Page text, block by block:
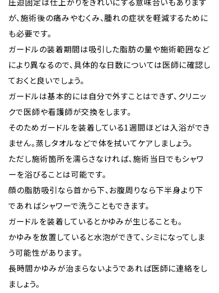
が、施術後の痛みやむくみ、腫れの症状を軽減するために
も必要です。
ガードルの装着期間は吸引した脂肪の量や施術範囲など
により異なるので、具体的な日数については医師に確認し
ておくと良いでしょう。
ガードルは基本的には自分で外すことはできず、クリニッ
クで医師や看護師が交換をします。
そのためガードルを装着している1週間ほどは入浴ができ
ません。蒸しタオルなどで体を拭いてケアしましょう。
ただし施術箇所を濡らさなければ、施術当日でもシャワ
ーを浴びることは可能です。
顔の脂肪吸引なら首から下、お腹周りなら下半身より下
であればシャワーで洗うこともできます。
ガードルを装着しているとかゆみが生じることも。
かゆみを放置していると水泡ができて、シミになってしま
う可能性があります。
長時間かゆみが治まらないようであれば医師に連絡をし
ましょう。